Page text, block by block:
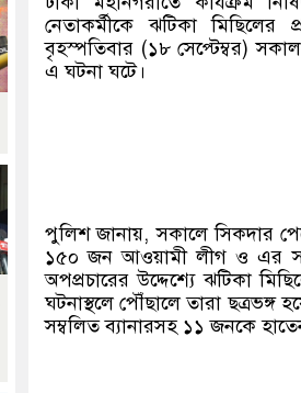
নেতাকর্মীকে ঝটিকা মিছিলের
বৃহস্পতিবার (১৮ সেপ্টেম্বর)
এ ঘটনা ঘটে।
পুলিশ জানায়, সকালে সিকদার
১৫০ জন আওয়ামী লীগ ও এর
অপপ্রচারের উদ্দেশ্যে ঝটিকা
ঘটনাস্থলে পৌঁছালে তারা ছত্রভঙ্গ
সম্বলিত ব্যানারসহ ১১ জনকে